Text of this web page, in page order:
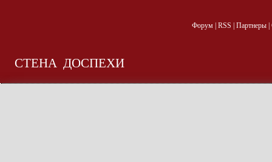
Форум| RSS Партнеры|
СТЕНА ДОСПЕХИ